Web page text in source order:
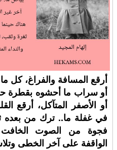
أرقع المسافة والفراغ، كل
أو سراب ما أحشوه بقطرة
أو الأصفر المتآكل، أرقع
في غفلة ما.. ترك من
فجوة من الصوت الخافت
الواقفة على آخر الخطى